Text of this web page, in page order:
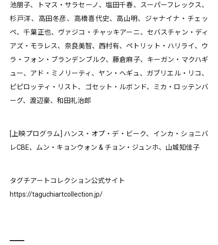
池朋子、トマス・サラセーノ、塩田千春、スーパーフレックス、
杉戸洋、高田冬彦、高橋喜代史、高山明、ジャナイナ・チェッ
ペ、千葉正也、ヴァジコ・チャッキアーニ、セバスチャン・ディ
アズ・モラレス、奈良美智、西村有、ペトリット・ハリライ、ウ
ラ・フォン・ブランデンブルク、藤倉麻子、キーガン・マクハギ
ュー、アド・ミノリーティ、ヤン・ヘギュ、ガブリエル・リコ、
ピピロッティ・リスト、ゴセット・ルボンド、ミカ・ロッテンバ
ーグ、渡辺豪、和田礼治郎
[上映プログラム] ハンス・オプ・デ・ビーク、インカ・ショニバ
レCBE、ムン・キョンウォン & チョン・ジュンホ、山城知佳子
タグチアートコレクション公式サイト
https://taguchiartcollection.jp/